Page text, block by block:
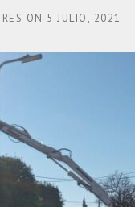
ON 5 JULIO, 2021